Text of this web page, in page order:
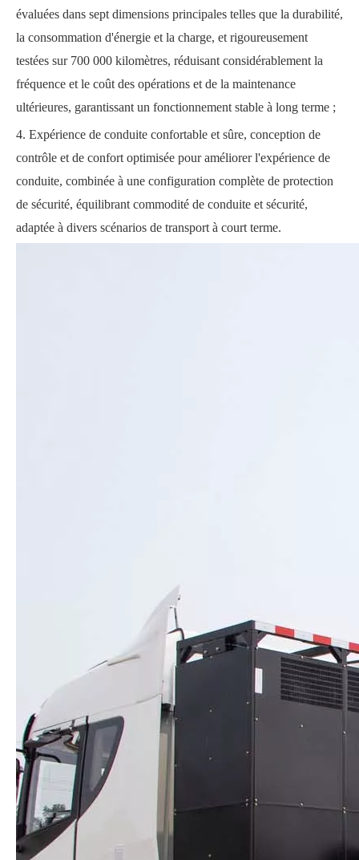
évaluées dans sept dimensions principales telles que la durabilité,
la consommation d'énergie et la charge, et rigoureusement
testées sur 700 000 kilomètres, réduisant considérablement la
fréquence et le coût des opérations et de la maintenance
ultérieures, garantissant un fonctionnement stable à long terme ;
4. Expérience de conduite confortable et sûre, conception de
contrôle et de confort optimisée pour améliorer l'expérience de
conduite, combinée à une configuration complète de protection
de sécurité, équilibrant commodité de conduite et sécurité,
adaptée à divers scénarios de transport à court terme.